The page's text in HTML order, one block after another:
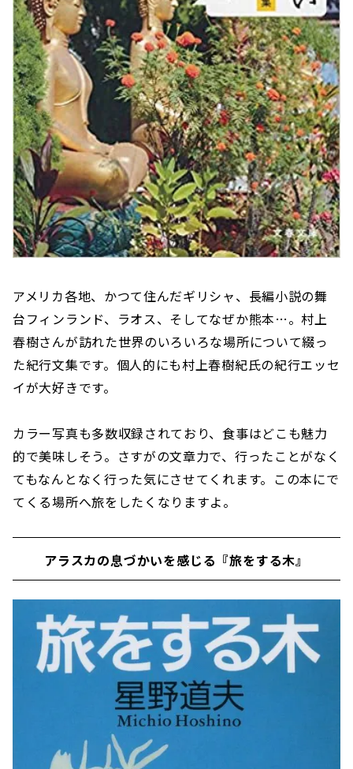
アメリカ各地、かつて住んだギリシャ、長編小説の舞
台フィンランド、ラオス、そしてなぜか熊本…。村上
春樹さんが訪れた世界のいろいろな場所について綴っ
た紀行文集です。個人的にも村上春樹紀氏の紀行エッセ
イが大好きです。
カラー写真も多数収録されており、食事はどこも魅力
的で美味しそう。さすがの文章力で、行ったことがなく
てもなんとなく行った気にさせてくれます。この本にで
てくる場所へ旅をしたくなりますよ。
アラスカの息づかいを感じる『旅をする木』